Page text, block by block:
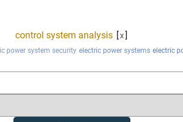
control system analysis [x]
power system security electric power systems electric